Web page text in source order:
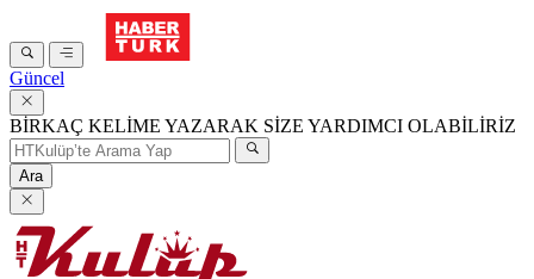
Güncel
BİRKAÇ KELİME YAZARAK SİZE YARDIMCI OLABİLİRİZ
Ara